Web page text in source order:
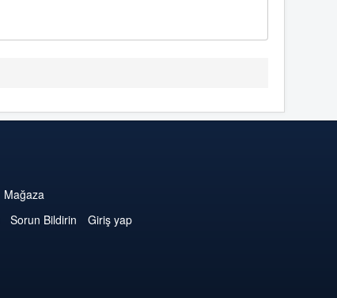
Mağaza
Sorun Bildirin
Giriş yap